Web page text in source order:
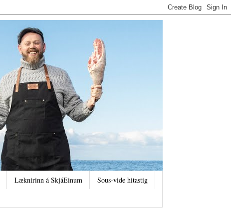
Læknirinn á SkjáEinum
Sous-vide hitastig